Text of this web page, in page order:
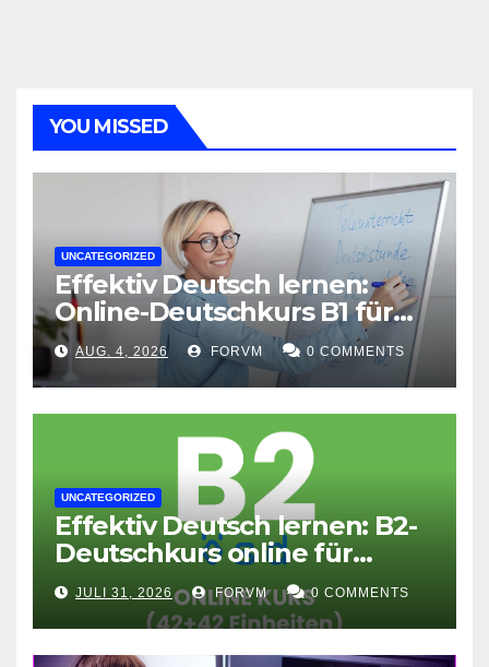
YOU MISSED
UNCATEGORIZED
Effektiv Deutsch lernen:
Online-Deutschkurs B1 für
flexible Lernerfolge
AUG. 4, 2026 FORVM 0 COMMENTS
UNCATEGORIZED
Effektiv Deutsch lernen: B2-
Deutschkurs online für
Fortgeschrittene
JULI 31, 2026 FORVM 0 COMMENTS